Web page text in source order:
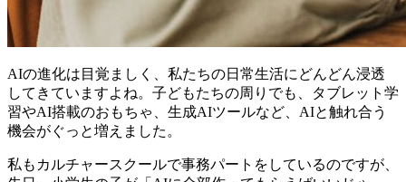
AIの進化は目覚ましく、私たちの日常生活にどんどん浸透
してきていますよね。子どもたちの周りでも、タブレット学
習やAI搭載のおもちゃ、生成AIツールなど、AIと触れ合う
機会がぐっと増えました。
私もカルチャースクールで事務パートをしているのですが、